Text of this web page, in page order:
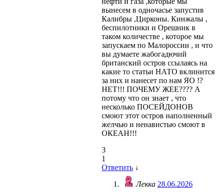
вынесем в одночасье запустив
Калибры ,Цирконы. Кинжалы ,
беспилотники и Орешник в
таком количестве , которое мы
запускаем по Малороссии , и что
вы думаете жабогадючий
британский остров ссылаясь на
какие то статьи НАТО вклинится
за них и нанесет по нам ЯО !?
НЕТ!!! ПОЧЕМУ ЖЕЕ???? А
потому что он знает , что
несколько ПОСЕЙДОНОВ
смоют этот остров наполненный
желчью и ненавистью смоют в
ОКЕАН!!!
3
1
Ответить ↓
Лекка 28.06.2026